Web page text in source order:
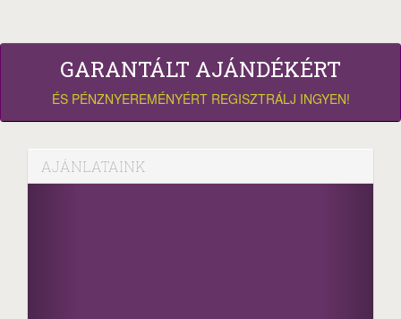
GARANTÁLT AJÁNDÉKÉRT
ÉS PÉNZNYEREMÉNYÉRT REGISZTRÁLJ INGYEN!
AJÁNLATAINK